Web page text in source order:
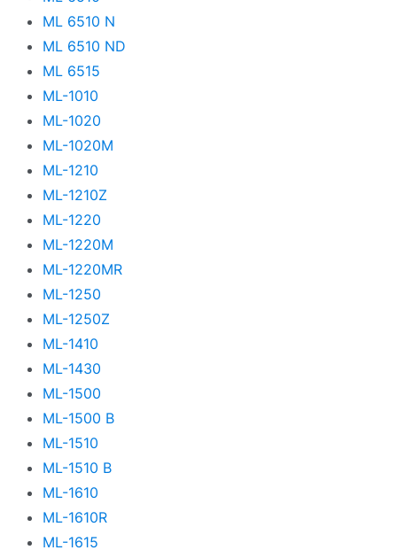
ML 6510 N
ML 6510 ND
ML 6515
ML-1010
ML-1020
ML-1020M
ML-1210
ML-1210Z
ML-1220
ML-1220M
ML-1220MR
ML-1250
ML-1250Z
ML-1410
ML-1430
ML-1500
ML-1500 B
ML-1510
ML-1510 B
ML-1610
ML-1610R
ML-1615